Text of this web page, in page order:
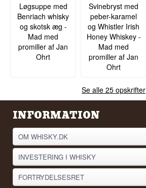
Løgsuppe med
Benriach whisky
og skotsk æg -
Mad med
promiller af Jan
Ohrt
Svinebryst med
peber-karamel
og Whistler Irish
Honey Whiskey -
Mad med
promiller af Jan
Ohrt
Se alle 25 opskrifter
INFORMATION
OM WHISKY.DK
INVESTERING I WHISKY
FORTRYDELSESRET